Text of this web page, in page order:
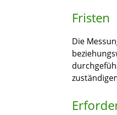
Fristen
Die